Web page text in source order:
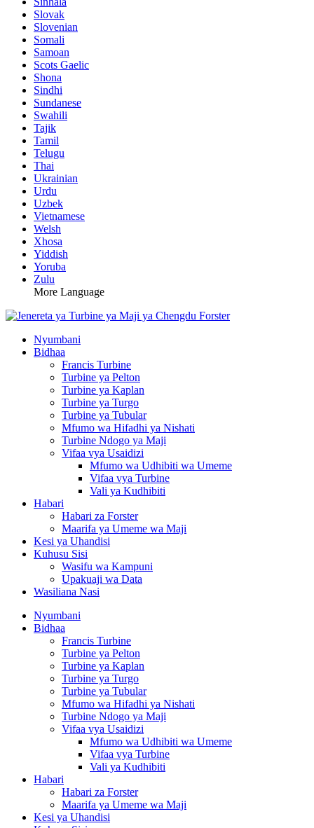
Slovak
Slovenian
Somali
Samoan
Scots Gaelic
Shona
Sindhi
Sundanese
Swahili
Tajik
Tamil
Telugu
Thai
Ukrainian
Urdu
Uzbek
Vietnamese
Welsh
Xhosa
Yiddish
Yoruba
Zulu
More Language
Nyumbani
Bidhaa
Francis Turbine
Turbine ya Pelton
Turbine ya Kaplan
Turbine ya Turgo
Turbine ya Tubular
Mfumo wa Hifadhi ya Nishati
Turbine Ndogo ya Maji
Vifaa vya Usaidizi
Mfumo wa Udhibiti wa Umeme
Vifaa vya Turbine
Vali ya Kudhibiti
Habari
Habari za Forster
Maarifa ya Umeme wa Maji
Kesi ya Uhandisi
Kuhusu Sisi
Wasifu wa Kampuni
Upakuaji wa Data
Wasiliana Nasi
Nyumbani
Bidhaa
Francis Turbine
Turbine ya Pelton
Turbine ya Kaplan
Turbine ya Turgo
Turbine ya Tubular
Mfumo wa Hifadhi ya Nishati
Turbine Ndogo ya Maji
Vifaa vya Usaidizi
Mfumo wa Udhibiti wa Umeme
Vifaa vya Turbine
Vali ya Kudhibiti
Habari
Habari za Forster
Maarifa ya Umeme wa Maji
Kesi ya Uhandisi